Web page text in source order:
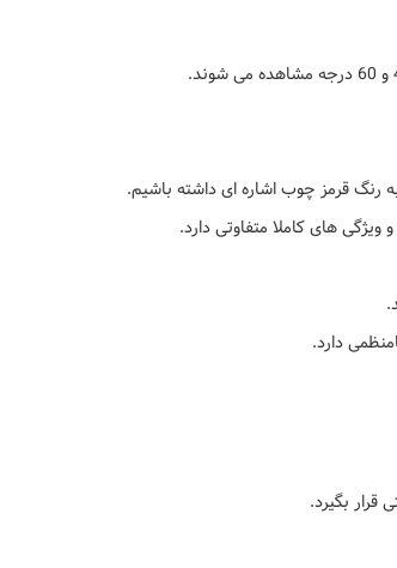
رنگ قرمز چوب اشاره ای داشته باشیم.
های کاملا متفاوتی دارد.
بگیرد.